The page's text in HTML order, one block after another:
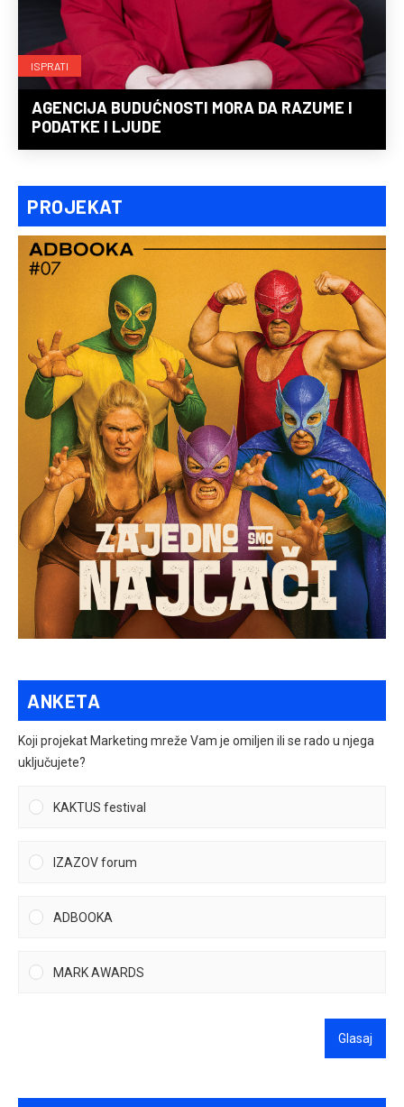
ISPRATI
AGENCIJA BUDUĆNOSTI MORA DA RAZUME I
PODATKE I LJUDE
PROJEKAT
ANKETA
Koji projekat Marketing mreže Vam je omiljen ili se rado u njega
uključujete?
KAKTUS festival
IZAZOV forum
ADBOOKA
MARK AWARDS
Glasaj